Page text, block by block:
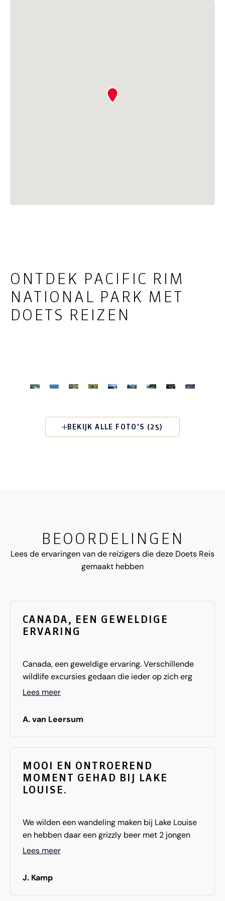
ONTDEK PACIFIC RIM
NATIONAL PARK MET
DOETS REIZEN
BEKIJK ALLE FOTO'S (25)
BEOORDELINGEN
Lees de ervaringen van de reizigers die deze Doets Reis
gemaakt hebben
CANADA, EEN GEWELDIGE
ERVARING
Canada, een geweldige ervaring. Verschillende
wildlife excursies gedaan die ieder op zich erg
indrukwekkend waren. Ook de hotels en lodges
aanrader!!!!
Lees meer
A. van Leersum
MOOI EN ONTROEREND
MOMENT GEHAD BIJ LAKE
LOUISE.
We wilden een wandeling maken bij Lake Louise
en hebben daar een grizzly beer met 2 jongen
gezien, zó mooi en ontroerend!
Lees meer
J. Kamp